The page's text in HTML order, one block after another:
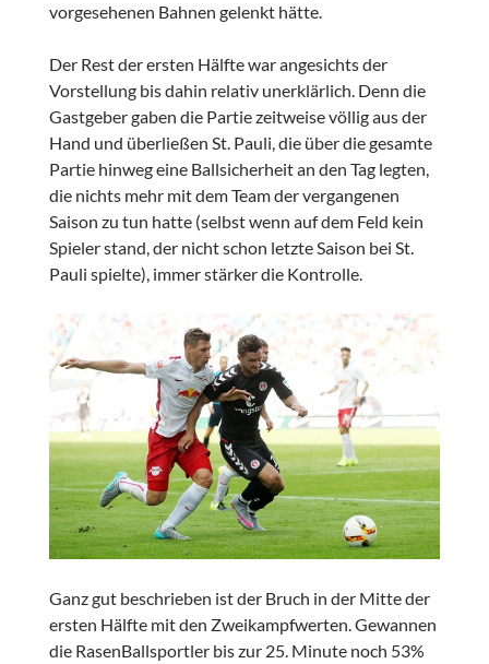
vorgesehenen Bahnen gelenkt hätte.
Der Rest der ersten Hälfte war angesichts der
Vorstellung bis dahin relativ unerklärlich. Denn die
Gastgeber gaben die Partie zeitweise völlig aus der
Hand und überließen St. Pauli, die über die gesamte
Partie hinweg eine Ballsicherheit an den Tag legten,
die nichts mehr mit dem Team der vergangenen
Saison zu tun hatte (selbst wenn auf dem Feld kein
Spieler stand, der nicht schon letzte Saison bei St.
Pauli spielte), immer stärker die Kontrolle.
Ganz gut beschrieben ist der Bruch in der Mitte der
ersten Hälfte mit den Zweikampfwerten. Gewannen
die RasenBallsportler bis zur 25. Minute noch 53%